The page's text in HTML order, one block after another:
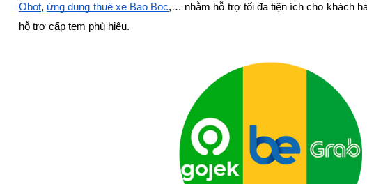
Obot, ứng dụng thuê xe Bao Bọc,… nhằm hỗ trợ tối đa tiện ích cho khách
hỗ trợ cấp tem phù hiệu.